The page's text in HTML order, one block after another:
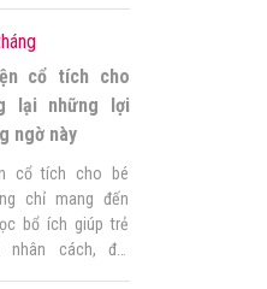
bị cúm A kiêng
bé ăn sai sẽ làm
hơn. Tham […]
cổ tích cho
lại những lợi
ngờ này
cổ tích cho bé
chỉ mang đến
bổ ích giúp trẻ
nhân cách, đối